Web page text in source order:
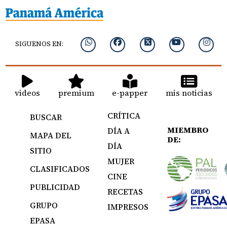
SIGUENOS EN:
videos premium e-papper mis noticias
BUSCAR
MAPA DEL
SITIO
CLASIFICADOS
PUBLICIDAD
GRUPO
EPASA
CRÍTICA
DÍA A
DÍA
MUJER
CINE
RECETAS
IMPRESOS
MIEMBRO
DE: